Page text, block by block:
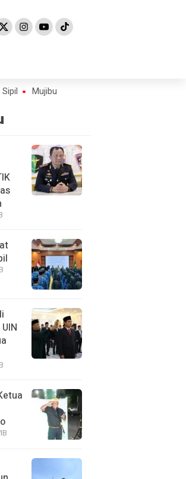
Mujiburrahman Kembali Dilantik sebagai Rektor